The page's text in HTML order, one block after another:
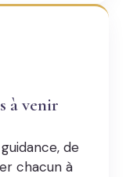
à venir
de
chacun à